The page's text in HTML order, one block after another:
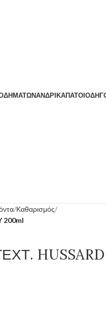
ΑΝΔΡΙΚΆΠΆΤΟΙ
Καθαρισμός
200ml
HUSSARD